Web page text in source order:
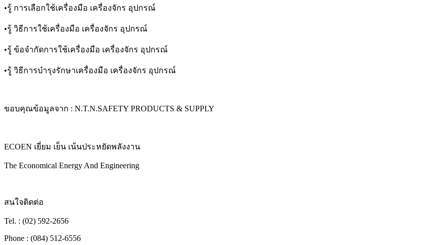
•รู้ การเลือกใช้เครื่องมือ เครื่องจักร อุปกรณ์
•รู้ วิธีการใช้เครื่องมือ เครื่องจักร อุปกรณ์
•รู้ ข้อจำกัดการใช้เครื่องมือ เครื่องจักร อุปกรณ์
•รู้ วิธีการบำรุงรักษาเครื่องมือ เครื่องจักร อุปกรณ์
ขอบคุณข้อมูลจาก : N.T.N.SAFETY PRODUCTS & SUPPLY
ECOEN เยี่ยม เย็น เน้นประหยัดพลังงาน
The Economical Energy And Engineering
สนใจติดต่อ
Tel. : (02) 592-2656
Phone : (084) 512-6556